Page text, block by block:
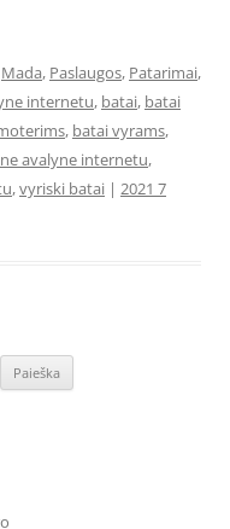
Mada, Paslaugos, Patarimai,
internetu, batai, batai
, batai vyrams,
avalyne internetu,
,vyriski batai | 2021 7